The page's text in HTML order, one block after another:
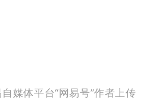
媒体平台“网易号”作者上传